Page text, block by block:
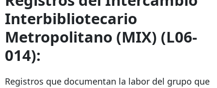
Interbibliotecario
Metropolitano (MIX) (L06-
014):
Registros que documentan la labor del grupo que